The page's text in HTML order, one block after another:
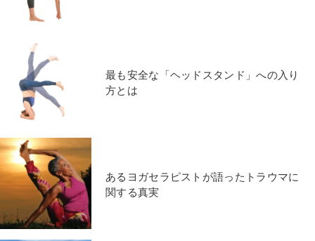
最も安全な「ヘッドスタンド」への入り
方とは
あるヨガセラピストが語ったトラウマに
関する真実